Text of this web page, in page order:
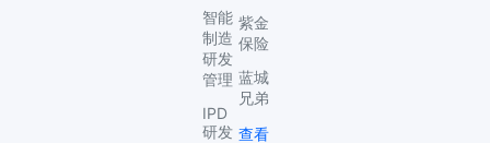
智能
制造
研发
管理
IPD
研发
紫金
保险
蓝城
兄弟
查看